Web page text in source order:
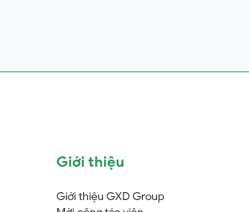
Giới thiệu
Giới thiệu GXD Group